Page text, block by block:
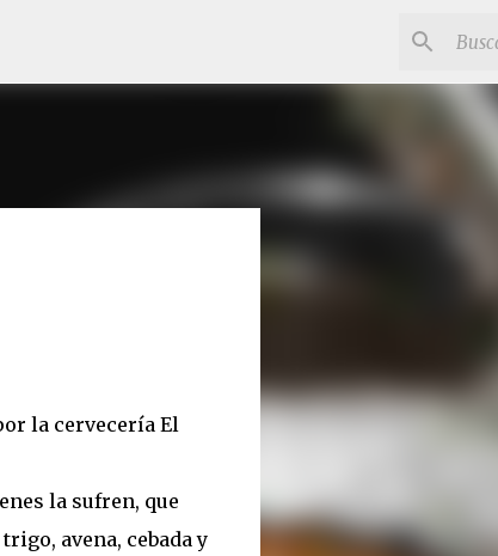
la cervecería El
la sufren, que
avena, cebada y